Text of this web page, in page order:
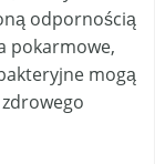
odpornością
pokarmowe,
mogą